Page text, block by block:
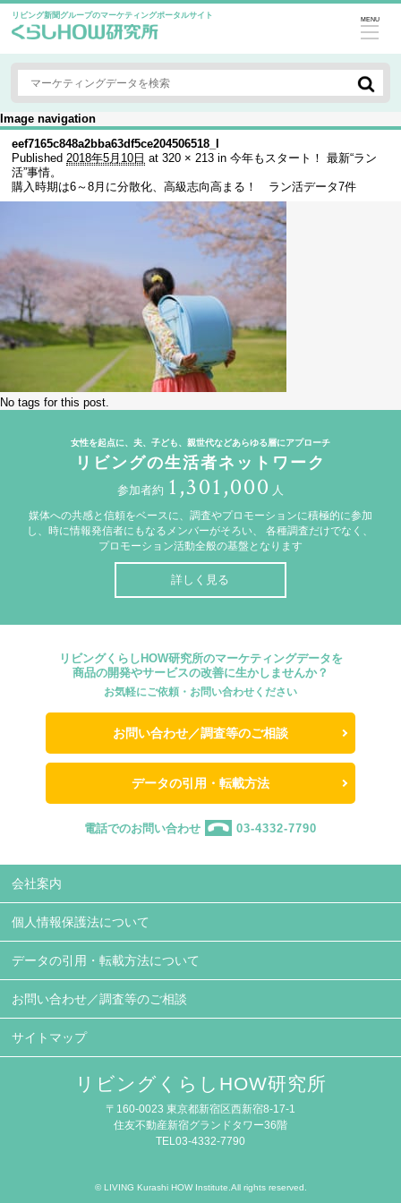
リビング新聞グループのマーケティングポータルサイト MENU
Image navigation
eef7165c848a2bba63df5ce204506518_l
Published2018年5月10日 at320 × 213 in今年もスタート！ 最新“ラン
活”事情。
購入時期は6～8月に分散化、高級志向高まる！ ラン活データ7件
No tags for this post.
女性を起点に、夫、子ども、親世代などあらゆる層にアプローチ
リビングの生活者ネットワーク
参加者約 1,301,000 人
媒体への共感と信頼をベースに、調査やプロモーションに積極的に参加
し、時に情報発信者にもなるメンバーがそろい、
各種調査だけでなく、
プロモーション活動全般の基盤となります
詳しく見る
リビングくらしHOW研究所のマーケティングデータを
商品の開発やサービスの改善に生かしませんか？
お気軽にご依頼・お問い合わせください
お問い合わせ／調査等のご相談
データの引用・転載方法
電話でのお問い合わせ 03-4332-7790
会社案内
個人情報保護法について
データの引用・転載方法について
お問い合わせ／調査等のご相談
サイトマップ
リビングくらしHOW研究所
〒160-0023 東京都新宿区西新宿8-17-1
住友不動産新宿グランドタワー36階
TEL03-4332-7790
© LIVING Kurashi HOW Institute.All rights reserved.